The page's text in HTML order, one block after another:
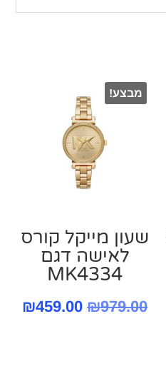
מבצע!
שעון מייקל קורס
‏לאישה דגם
MK4334
₪979.00
המחיר₪459.00